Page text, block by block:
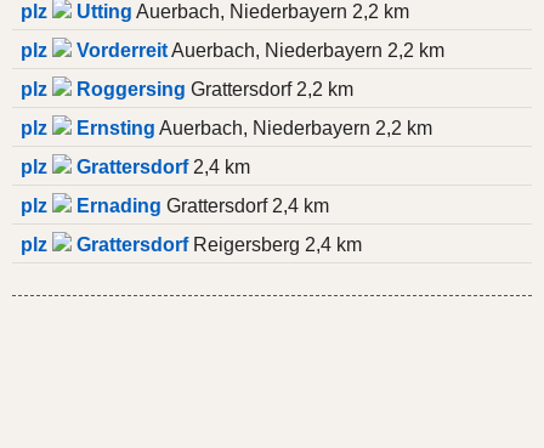
plz
Utting Auerbach, Niederbayern 2,2 km
plz
VorderreitAuerbach, Niederbayern 2,2 km
plz
Roggersing Grattersdorf 2,2 km
plz
Ernsting Auerbach, Niederbayern 2,2 km
plz
Grattersdorf2,4 km
plz
Ernading Grattersdorf 2,4 km
plz
GrattersdorfReigersberg 2,4 km